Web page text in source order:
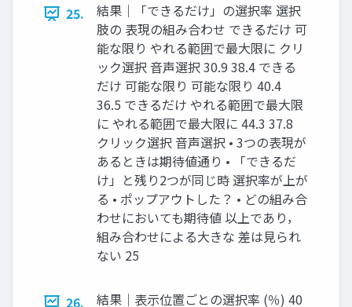
25.
結果｜「できるだけ」の選択率 選択
肢の 表現の組み合わせ できるだけ 可
能な限り やれる範囲で最⼤限に クリ
ック選択 ⾳声選択 30.9 38.4 できる
だけ 可能な限り 可能な限り 40.4
36.5 できるだけ やれる範囲で最⼤限
に やれる範囲で最⼤限に 44.3 37.8
クリック選択 ⾳声選択 • 3つの表現が
あるときは期待値通り • 「できるだ
け」と残り2つが同じ時 選択率が上が
る • ポップアウトした？ • どの組み合
わせにおいても期待値 以上であり，
組み合わせによる⼤きな 差は⾒られ
ない 25
26.
結果｜表⽰位置ごとの選択率 (％) 40